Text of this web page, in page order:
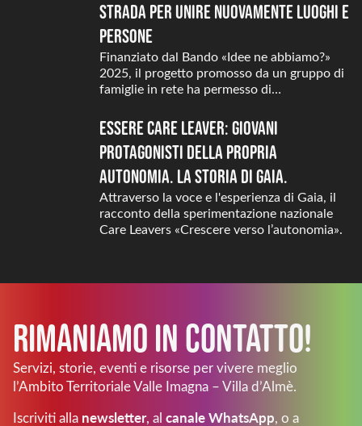
strada per unire nuovamente luoghi e
persone
Finanziato dal Bando «Idee ne abbiamo?»
2025, il progetto promosso da un gruppo di
famiglie in rete ha permesso di…
Essere Care Leaver: giovani
protagonisti della propria
autonomia. La storia di Gaia.
Attraverso la voce e l'esperienza di Gaia, il
racconto della sperimentazione nazionale
Care Leavers «Crescere verso l’autonomia».
Rimaniamo in Contatto!
Servizi, storie, eventi e risorse per vivere meglio
l’Ambito Territoriale Valle Imagna – Villa d’Almè.
Iscriviti alla newsletter, al canale WhatsApp, o a